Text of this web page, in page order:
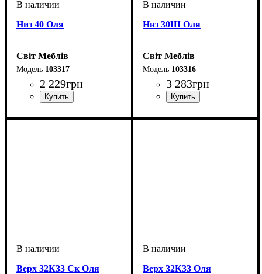
Низ 40 Оля
Світ Меблів
103317
2 229грн
Низ 30Ш Оля
Світ Меблів
103316
3 283грн
Верх 32К33 Ск Оля Верх 32К33 Оля